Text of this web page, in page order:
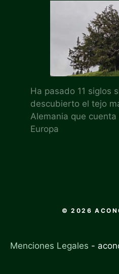
Ha pasado 11 siglos
descubierto el tejo
Alemania que
Europa
© 2026
Menciones Legales -